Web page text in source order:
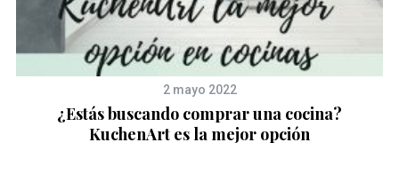
2 mayo 2022
¿Estás buscando comprar una cocina?
KuchenArt es la mejor opción